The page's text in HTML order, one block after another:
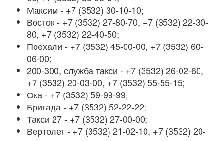
Максим - +7 (3532) 30-10-10;
Восток - +7 (3532) 27-80-70, +7 (3532) 22-30-
80, +7 (3532) 22-40-50;
Поехали - +7 (3532) 45-00-00, +7 (3532) 60-
06-00;
200-300, служба такси - +7 (3532) 26-02-60,
+7 (3532) 20-03-00, +7 (3532) 55-55-15;
Ока - +7 (3532) 59-99-99;
Бригада - +7 (3532) 52-22-22;
Такси 27 - +7 (3532) 27-00-00;
Вертолет - +7 (3532) 21-02-10, +7 (3532) 20-